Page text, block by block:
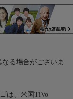
る場合がございま
は、米国TiVo